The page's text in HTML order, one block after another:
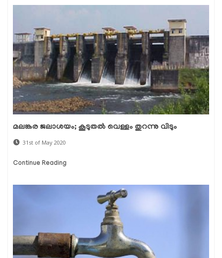
മലങ്കര ജലാശയം; കൂടുതൽ വെള്ളം തുറന്നു വിടും
31st of May 2020
Continue Reading